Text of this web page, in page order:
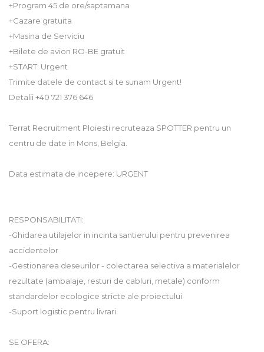
+Program 45 de ore/saptamana
+Cazare gratuita
+Masina de Serviciu
+Bilete de avion RO-BE gratuit
+START: Urgent
Trimite datele de contact si te sunam Urgent!
Detalii +40 721 376 646
Terrat Recruitment Ploiesti recruteaza SPOTTER pentru un
centru de date in Mons, Belgia.
Data estimata de incepere: URGENT
RESPONSABILITATI:
-Ghidarea utilajelor in incinta santierului pentru prevenirea
accidentelor
-Gestionarea deseurilor - colectarea selectiva a materialelor
rezultate (ambalaje, resturi de cabluri, metale) conform
standardelor ecologice stricte ale proiectului
-Suport logistic pentru livrari
SE OFERA: